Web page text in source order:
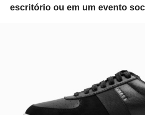
escritório ou em um evento